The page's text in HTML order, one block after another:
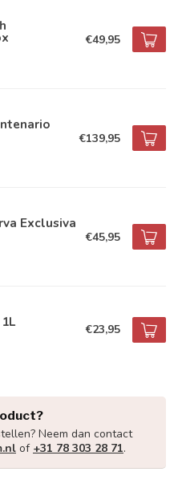
€49,95
€139,95
Exclusiva
€45,95
€23,95
Neem dan contact
of +31 78 303 28 71.